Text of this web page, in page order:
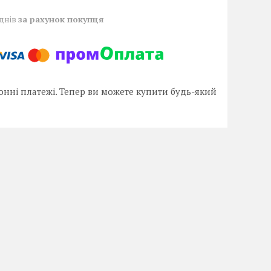
за рахунок покупця
платежі. Тепер ви можете купити будь-який